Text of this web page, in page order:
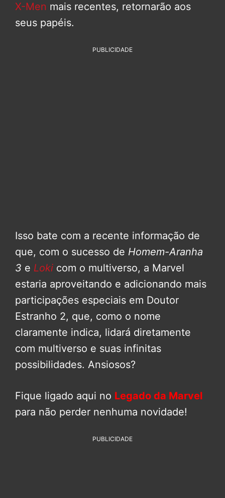
X-Men mais recentes, retornarão aos
seus papéis.
PUBLICIDADE
Isso bate com a recente informação de
que, com o sucesso de Homem-Aranha
3 e Loki com o multiverso, a Marvel
estaria aproveitando e adicionando mais
participações especiais em Doutor
Estranho 2, que, como o nome
claramente indica, lidará diretamente
com multiverso e suas infinitas
possibilidades. Ansiosos?
Fique ligado aqui no Legado da Marvel
para não perder nenhuma novidade!
PUBLICIDADE